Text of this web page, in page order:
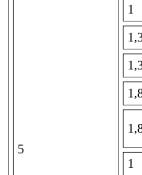
5
1
1